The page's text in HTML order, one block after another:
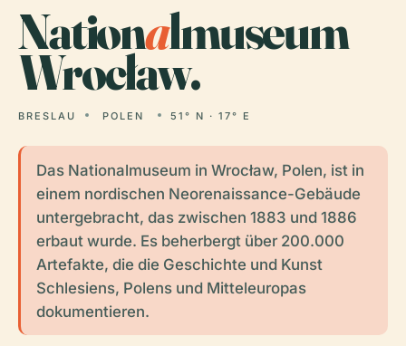
Nationalmuseum
Wrocław.
BRESLAU POLEN 51° N · 17° E
Das Nationalmuseum in Wrocław, Polen, ist in
einem nordischen Neorenaissance-Gebäude
untergebracht, das zwischen 1883 und 1886
erbaut wurde. Es beherbergt über 200.000
Artefakte, die die Geschichte und Kunst
Schlesiens, Polens und Mitteleuropas
dokumentieren.